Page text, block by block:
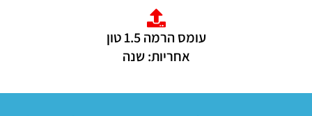
עומס הרמה 1.5 טון
אחריות: שנה